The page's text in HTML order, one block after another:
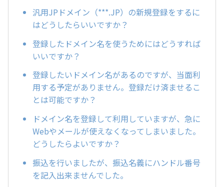
汎用JPドメイン（***.JP）の新規登録をするに
はどうしたらいいですか？
登録したドメイン名を使うためにはどうすれば
いいですか？
登録したいドメイン名があるのですが、当面利
用する予定がありません。登録だけ済ませるこ
とは可能ですか？
ドメイン名を登録して利用していますが、急に
Webやメールが使えなくなってしまいました。
どうしたらよいですか？
振込を行いましたが、振込名義にハンドル番号
を記入出来ませんでした。